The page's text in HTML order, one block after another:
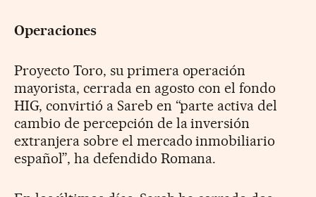
Operaciones
Proyecto Toro, su primera operación
mayorista, cerrada en agosto con el fondo
HIG, convirtió a Sareb en “parte activa del
cambio de percepción de la inversión
extranjera sobre el mercado inmobiliario
español”, ha defendido Romana.